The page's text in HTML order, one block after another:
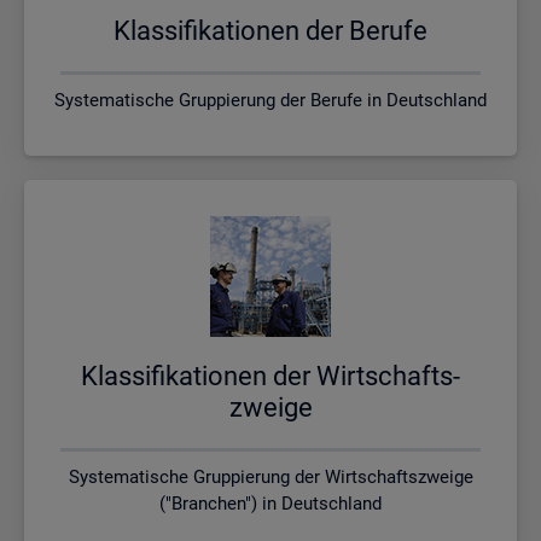
Klas­si­fi­ka­tio­nen der Be­ru­fe
Systematische Gruppierung der Berufe in Deutschland
Klas­si­fi­ka­tio­nen der Wirt­schafts­
zwei­ge
Systematische Gruppierung der Wirtschaftszweige
("Branchen") in Deutschland